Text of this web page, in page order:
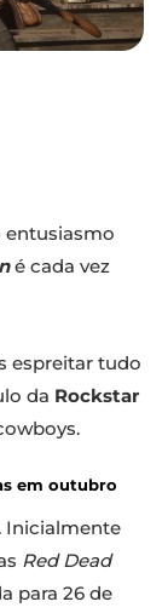
entusiasmo
é cada vez
espreitar tudo
da Rockstar
em outubro
Inicialmente
Red Dead
para 26 de